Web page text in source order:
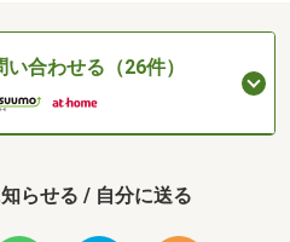
合わせる（26件）
らせる / 自分に送る